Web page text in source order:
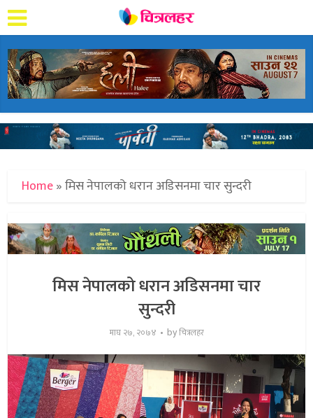
Home»मिस नेपालको धरान अडिसनमा चार सुन्दरी
मिस नेपालको धरान अडिसनमा चार
सुन्दरी
माघ २७, २०७४ byचित्रलहर